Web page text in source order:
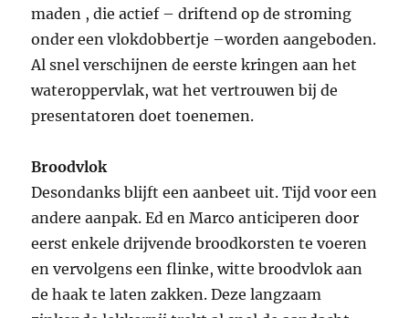
maden , die actief – driftend op de stroming
onder een vlokdobbertje –worden aangeboden.
Al snel verschijnen de eerste kringen aan het
wateroppervlak, wat het vertrouwen bij de
presentatoren doet toenemen.
Broodvlok
Desondanks blijft een aanbeet uit. Tijd voor een
andere aanpak. Ed en Marco anticiperen door
eerst enkele drijvende broodkorsten te voeren
en vervolgens een flinke, witte broodvlok aan
de haak te laten zakken. Deze langzaam